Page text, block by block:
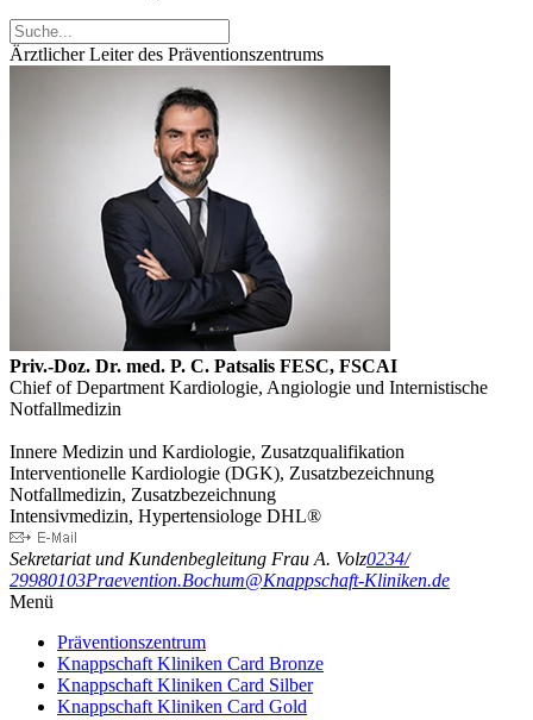
Ärztlicher Leiter des Präventionszentrums
Priv.-Doz. Dr. med. P. C. Patsalis FESC, FSCAI
Chief of Department Kardiologie, Angiologie und Internistische
Notfallmedizin
Innere Medizin und Kardiologie, Zusatzqualifikation
Interventionelle Kardiologie (DGK), Zusatzbezeichnung
Notfallmedizin, Zusatzbezeichnung
Intensivmedizin, Hypertensiologe DHL®
Sekretariat und Kundenbegleitung Frau A. Volz0234/
29980103Praevention.Bochum@Knappschaft-Kliniken.de
Menü
Präventionszentrum
Knappschaft Kliniken Card Bronze
Knappschaft Kliniken Card Silber
Knappschaft Kliniken Card Gold